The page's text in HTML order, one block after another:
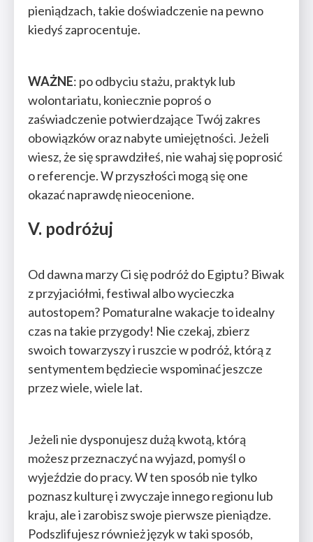
pieniądzach, takie doświadczenie na pewno
kiedyś zaprocentuje.
WAŻNE: po odbyciu stażu, praktyk lub
wolontariatu, koniecznie poproś o
zaświadczenie potwierdzające Twój zakres
obowiązków oraz nabyte umiejętności. Jeżeli
wiesz, że się sprawdziłeś, nie wahaj się poprosić
o referencje. W przyszłości mogą się one
okazać naprawdę nieocenione.
V. podróżuj
Od dawna marzy Ci się podróż do Egiptu? Biwak
z przyjaciółmi, festiwal albo wycieczka
autostopem? Pomaturalne wakacje to idealny
czas na takie przygody! Nie czekaj, zbierz
swoich towarzyszy i ruszcie w podróż, którą z
sentymentem będziecie wspominać jeszcze
przez wiele, wiele lat.
Jeżeli nie dysponujesz dużą kwotą, którą
możesz przeznaczyć na wyjazd, pomyśl o
wyjeździe do pracy. W ten sposób nie tylko
poznasz kulturę i zwyczaje innego regionu lub
kraju, ale i zarobisz swoje pierwsze pieniądze.
Podszlifujesz również język w taki sposób,